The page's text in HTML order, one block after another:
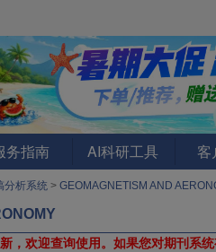
务指南 AI科研工具 客
分析系统 > GEOMAGNETISM AND
，欢迎查询使用。 如果您对期刊系